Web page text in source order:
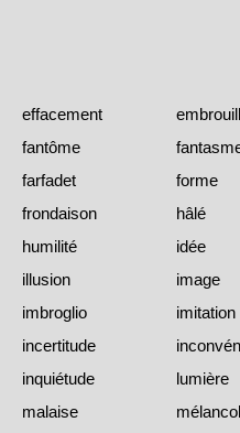
effacement
fantôme
farfadet
forme
frondaison
hâlé
humilité
idée
illusion
image
imbroglio
imitation
incertitude
inquiétude
lumière
malaise